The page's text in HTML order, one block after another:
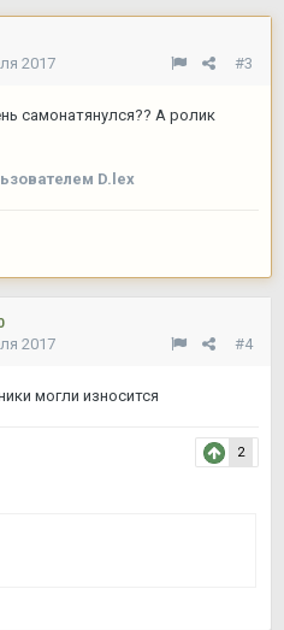
#3
2017
самонатянулся?? А ролик
D.lex
#4
2017
могли износится
2